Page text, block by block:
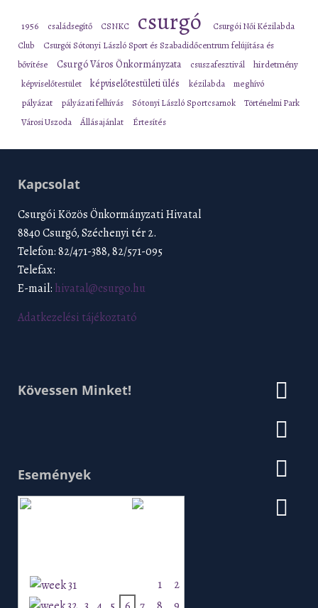
1956 családsegítő CSNKC csurgó
Csurgói Női Kézilabda
Club
Csurgói Sótonyi László Sport és Szabadidőcentrum felújítása és
bővítése
Csurgó Város Önkormányzata csuszafesztivál hirdetmény
képviselőtestület képviselőtestületi ülés kézilabda meghívó
pályázat pályázati felhívás Sótonyi László Sportcsarnok
Történelmi Park
Városi Uszoda
Állásajánlat Értesítés
Kapcsolat
Csurgói Közös Önkormányzati Hivatal
8840 Csurgó, Széchenyi tér 2.
Telefon: 82/471-388, 82/571-095
Telefax:
E-mail: hivatal@csurgo.hu
Adatkezelési tájékoztató
Kövessen Minket!
Események
1
2